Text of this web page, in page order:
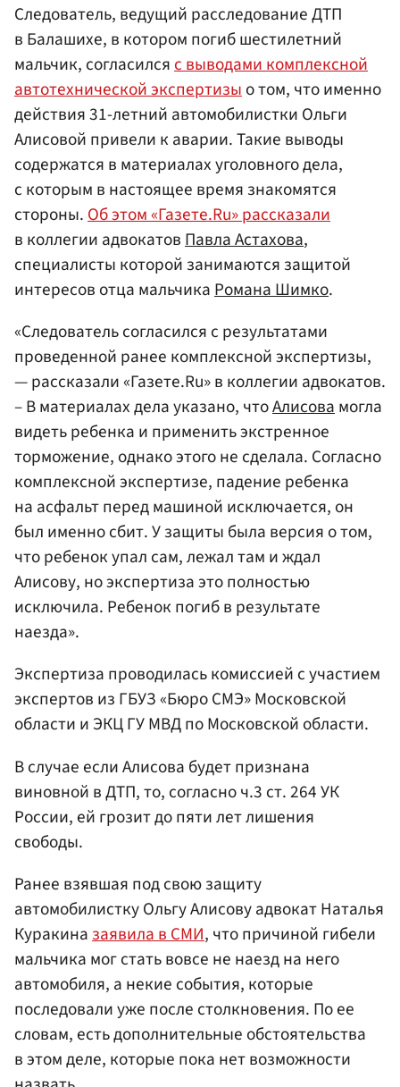
Следователь, ведущий расследование ДТП
в Балашихе, в котором погиб шестилетний
мальчик, согласилсяс выводами комплексной
автотехнической экспертизыо том, что именно
действия 31-летний автомобилистки Ольги
Алисовой привели к аварии. Такие выводы
содержатся в материалах уголовного дела,
с которым в настоящее время знакомятся
стороны.Об этом «Газете.Ru» рассказали
в коллегии адвокатовПавла Астахова,
специалисты которой занимаются защитой
интересов отца мальчикаРомана Шимко.
«Следователь согласился с результатами
проведенной ранее комплексной экспертизы,
— рассказали «Газете.Ru» в коллегии адвокатов.
– В материалах дела указано, чтоАлисовамогла
видеть ребенка и применить экстренное
торможение, однако этого не сделала. Согласно
комплексной экспертизе, падение ребенка
на асфальт перед машиной исключается, он
был именно сбит. У защиты была версия о том,
что ребенок упал сам, лежал там и ждал
Алисову, но экспертиза это полностью
исключила. Ребенок погиб в результате
наезда».
Экспертиза проводилась комиссией с участием
экспертов из ГБУЗ «Бюро СМЭ» Московской
области и ЭКЦ ГУ МВД по Московской области.
В случае если Алисова будет признана
виновной в ДТП, то, согласно ч.3 ст. 264 УК
России, ей грозит до пяти лет лишения
свободы.
Ранее взявшая под свою защиту
автомобилистку Ольгу Алисову адвокат Наталья
Куракиназаявила в СМИ, что причиной гибели
мальчика мог стать вовсе не наезд на него
автомобиля, а некие события, которые
последовали уже после столкновения. По ее
словам, есть дополнительные обстоятельства
в этом деле, которые пока нет возможности